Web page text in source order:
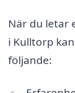
När du letar
i Kulltorp
följande: